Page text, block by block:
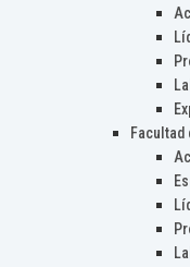
Facultad